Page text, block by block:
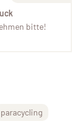
bitte!
paracycling